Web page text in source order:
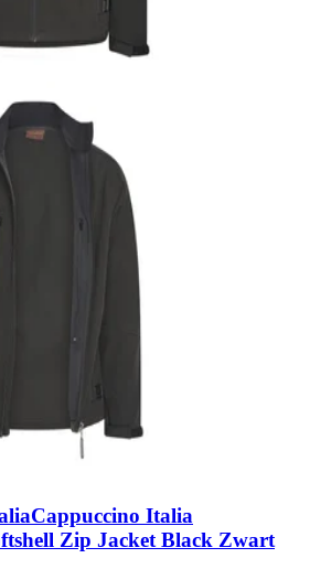
Cappuccino Italia
Zip Jacket Black Zwart